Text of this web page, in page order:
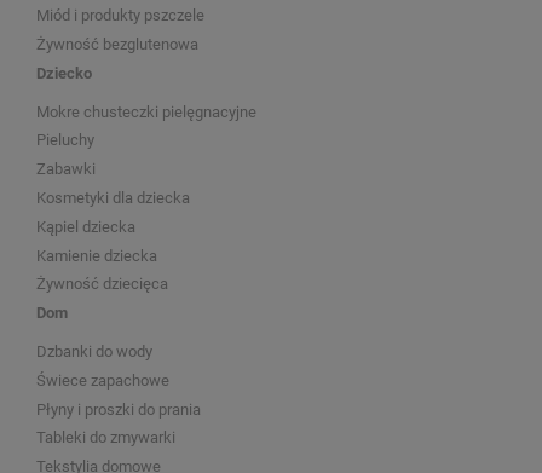
Miód i produkty pszczele
Żywność bezglutenowa
Dziecko
Mokre chusteczki pielęgnacyjne
Pieluchy
Zabawki
Kosmetyki dla dziecka
Kąpiel dziecka
Kamienie dziecka
Żywność dziecięca
Dom
Dzbanki do wody
Świece zapachowe
Płyny i proszki do prania
Tableki do zmywarki
Tekstylia domowe